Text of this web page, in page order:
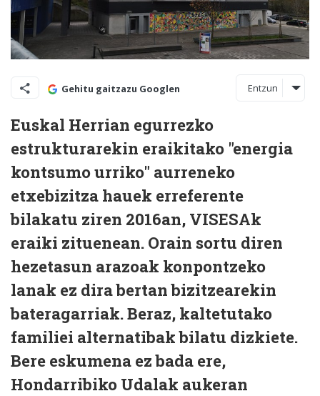
Gehitu gaitzazu Googlen Entzun
Euskal Herrian egurrezko
estrukturarekin eraikitako "energia
kontsumo urriko" aurreneko
etxebizitza hauek erreferente
bilakatu ziren 2016an, VISESAk
eraiki zituenean. Orain sortu diren
hezetasun arazoak konpontzeko
lanak ez dira bertan bizitzearekin
bateragarriak. Beraz, kaltetutako
familiei alternatibak bilatu dizkiete.
Bere eskumena ez bada ere,
Hondarribiko Udalak aukeran